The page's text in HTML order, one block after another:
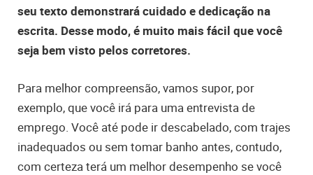
seu texto demonstrará cuidado e dedicação na
escrita. Desse modo, é muito mais fácil que você
seja bem visto pelos corretores.
Para melhor compreensão, vamos supor, por
exemplo, que você irá para uma entrevista de
emprego. Você até pode ir descabelado, com trajes
inadequados ou sem tomar banho antes, contudo,
com certeza terá um melhor desempenho se você